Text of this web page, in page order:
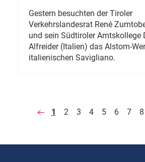
Gestern besuchten der Tiroler
Verkehrslandesrat René
und sein Südtiroler Amtskollege
Alfreider (Italien) das Alstom-
italienischen Savigliano.
1 2 3 4 5 6 7 8